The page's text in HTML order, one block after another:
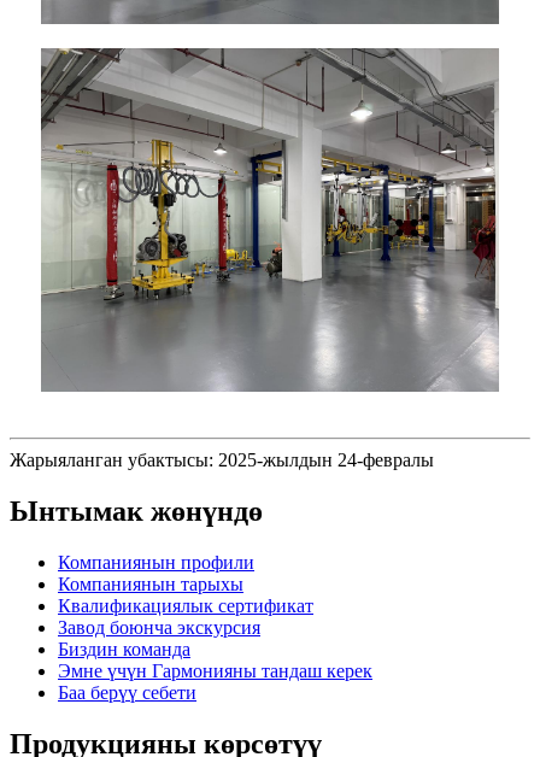
Жарыяланган убактысы: 2025-жылдын 24-февралы
Ынтымак жөнүндө
Компаниянын профили
Компаниянын тарыхы
Квалификациялык сертификат
Завод боюнча экскурсия
Биздин команда
Эмне үчүн Гармонияны тандаш керек
Баа берүү себети
Продукцияны көрсөтүү